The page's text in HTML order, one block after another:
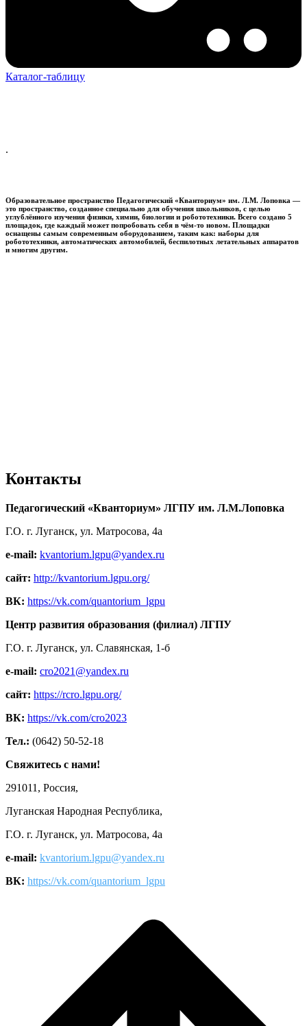
Каталог-таблицу
.
Образовательное пространство Педагогический «Кванториум» им. Л.М. Лоповка —
это пространство, созданное специально для обучения школьников, с целью
углублённого изучения физики, химии, биологии и робототехники. Всего создано 5
площадок, где каждый может попробовать себя в чём-то новом. Площадки
оснащены самым современным оборудованием, таким как: наборы для
робототехники, автоматических автомобилей, беспилотных летательных аппаратов
и многим другим.
Контакты
Педагогический «Кванториум» ЛГПУ им. Л.М.Лоповка
Г.О. г. Луганск, ул. Матросова, 4а
e-mail: kvantorium.lgpu@yandex.ru
сайт: http://kvantorium.lgpu.org/
ВК: https://vk.com/quantorium_lgpu
Центр развития образования (филиал) ЛГПУ
Г.О. г. Луганск, ул. Славянская, 1-б
e-mail: cro2021@yandex.ru
сайт: https://rcro.lgpu.org/
ВК: https://vk.com/cro2023
Тел.: (0642) 50-52-18
Свяжитесь с нами!
291011, Россия,
Луганская Народная Республика,
Г.О. г. Луганск, ул. Матросова, 4а
e-mail: kvantorium.lgpu@yandex.ru
ВК: https://vk.com/quantorium_lgpu